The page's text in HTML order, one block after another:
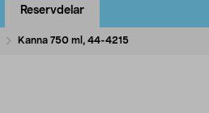
Reservdelar
Kanna 750 ml, 44-4215